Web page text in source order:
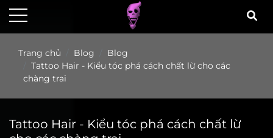
Trang chủ Blog
Blog
Tattoo Hair - Kiểu tóc phá cách chất lừ cho các
chàng trai
Tattoo Hair - Kiểu tóc phá cách chất lừ